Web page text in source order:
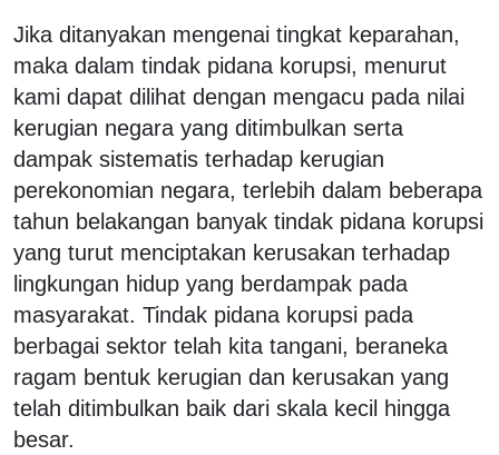
Jika ditanyakan mengenai tingkat keparahan,
maka dalam tindak pidana korupsi, menurut
kami dapat dilihat dengan mengacu pada nilai
kerugian negara yang ditimbulkan serta
dampak sistematis terhadap kerugian
perekonomian negara, terlebih dalam beberapa
tahun belakangan banyak tindak pidana korupsi
yang turut menciptakan kerusakan terhadap
lingkungan hidup yang berdampak pada
masyarakat. Tindak pidana korupsi pada
berbagai sektor telah kita tangani, beraneka
ragam bentuk kerugian dan kerusakan yang
telah ditimbulkan baik dari skala kecil hingga
besar.